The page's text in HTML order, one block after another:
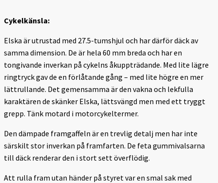
Cykelkänsla:
Elska är utrustad med 27.5-tumshjul och har därför däck av
samma dimension. De är hela 60 mm breda och har en
tongivande inverkan på cykelns åkuppträdande. Med lite lägre
ringtryck gav de en förlåtande gång – med lite högre en mer
lättrullande. Det gemensamma är den vakna och lekfulla
karaktären de skänker Elska, lättsvängd men med ett tryggt
grepp. Tänk motard i motorcykeltermer.
Den dämpade framgaffeln är en trevlig detalj men har inte
särskilt stor inverkan på framfarten. De feta gummivalsarna
till däck renderar den i stort sett överflödig.
Att rulla fram utan händer på styret var en smal sak med